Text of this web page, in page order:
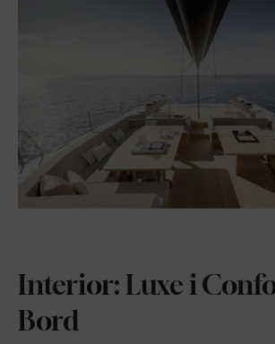
Interior: Luxe i
Bord